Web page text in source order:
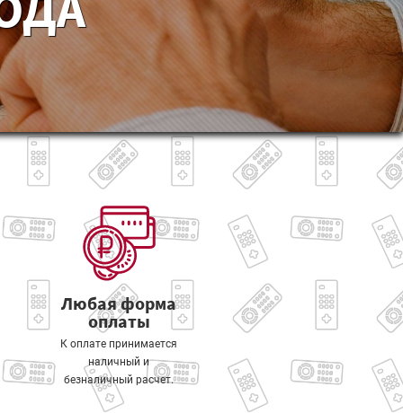
Любая форма
оплаты
К оплате принимается
наличный и
безналичный расчет.